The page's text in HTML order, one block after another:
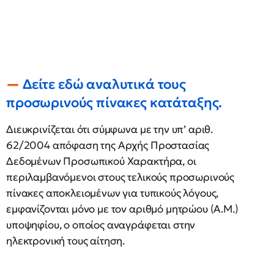
Δείτε εδώ αναλυτικά τους
προσωρινούς πίνακες κατάταξης.
Διευκρινίζεται ότι σύμφωνα με την υπ’ αριθ.
62/2004 απόφαση της Αρχής Προστασίας
Δεδομένων Προσωπικού Χαρακτήρα, οι
περιλαμβανόμενοι στους τελικούς προσωρινούς
πίνακες αποκλειομένων για τυπικούς λόγους,
εμφανίζονται μόνο με τον αριθμό μητρώου (Α.Μ.)
υποψηφίου, ο οποίος αναγράφεται στην
ηλεκτρονική τους αίτηση.